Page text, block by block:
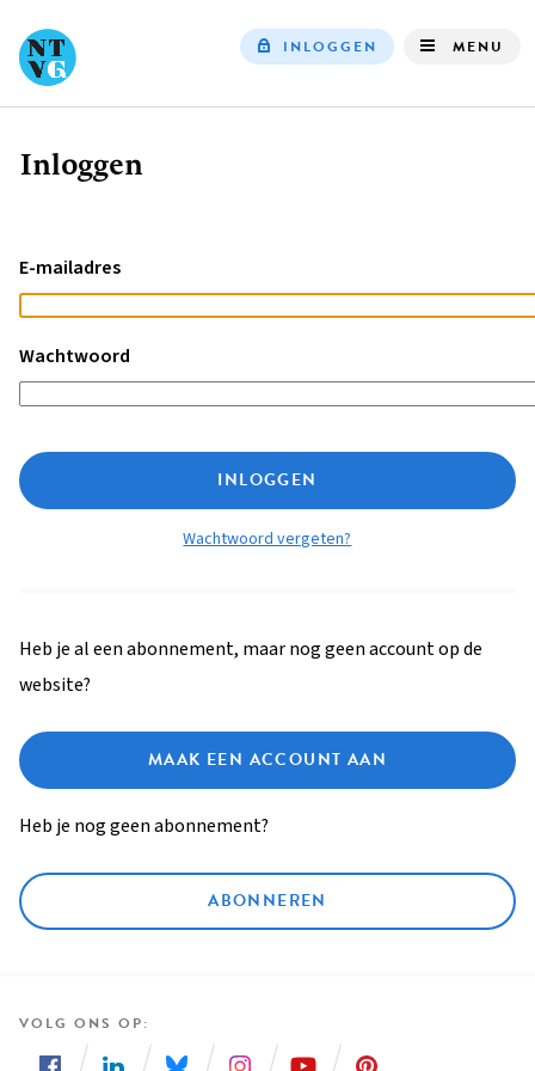
INLOGGEN MENU
Kruimelpad
Inloggen
E-mailadres
Wachtwoord
INLOGGEN
Wachtwoord vergeten?
Heb je al een abonnement, maar nog geen account op de
website?
MAAK EEN ACCOUNT AAN
Heb je nog geen abonnement?
ABONNEREN
VOLG ONS OP